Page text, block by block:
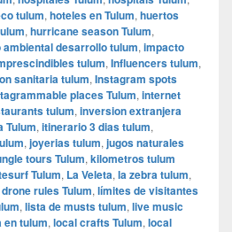
tulum, hoteles en Tulum, huertos
, hurricane season Tulum,
desarrollo tulum, impacto
tulum, Influencers tulum,
sanitaria tulum, Instagram spots
places Tulum, internet
tulum, inversion extranjera
Tulum, itinerario 3 dias tulum,
, joyerias tulum, jugos naturales
tours Tulum, kilometros tulum
Tulum, La Veleta, la zebra tulum,
rules Tulum, límites de visitantes
, lista de musts tulum, live music
en tulum, local crafts Tulum, local